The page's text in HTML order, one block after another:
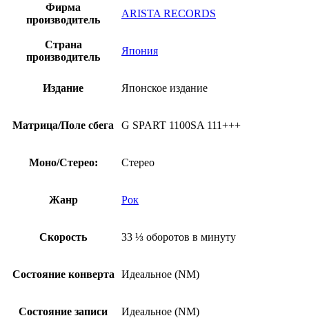
Фирма
производитель
ARISTA RECORDS
Страна
производитель
Япония
Издание Японское издание
Матрица/Поле сбега G SPART 1100SA 111+++
Моно/Стерео: Стерео
Жанр Рок
Скорость 33 ⅓ оборотов в минуту
Состояние конверта Идеальное (NM)
Состояние записи Идеальное (NM)